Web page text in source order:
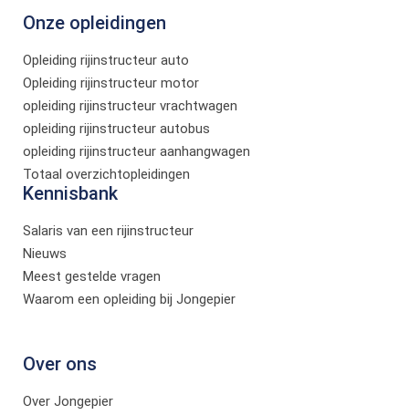
Onze opleidingen
Opleiding rijinstructeur auto
Opleiding rijinstructeur motor
opleiding rijinstructeur vrachtwagen
opleiding rijinstructeur autobus
opleiding rijinstructeur aanhangwagen
Totaal overzichtopleidingen
Kennisbank
Salaris van een rijinstructeur
Nieuws
Meest gestelde vragen
Waarom een opleiding bij Jongepier
Over ons
Over Jongepier